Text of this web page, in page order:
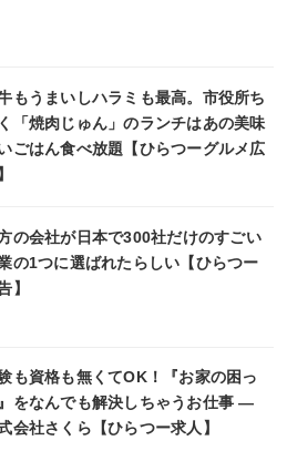
もうまいしハラミも最高。市役所ち
「焼肉じゅん」のランチはあの美味
ごはん食べ放題【ひらつーグルメ広
の会社が日本で300社だけのすごい
の1つに選ばれたらしい【ひらつー
】
も資格も無くてOK！『お家の困っ
をなんでも解決しちゃうお仕事 ―
会社さくら【ひらつー求人】